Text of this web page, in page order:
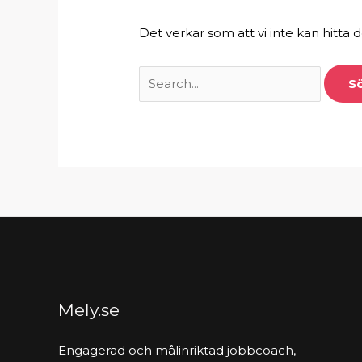
Det verkar som att vi inte kan hitta
Mely.se
Engagerad och målinriktad jobbcoach,